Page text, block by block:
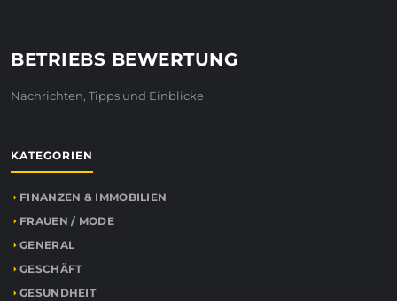
BETRIEBS BEWERTUNG
Nachrichten, Tipps und Einblicke
KATEGORIEN
FINANZEN & IMMOBILIEN
FRAUEN / MODE
GENERAL
GESCHÄFT
GESUNDHEIT